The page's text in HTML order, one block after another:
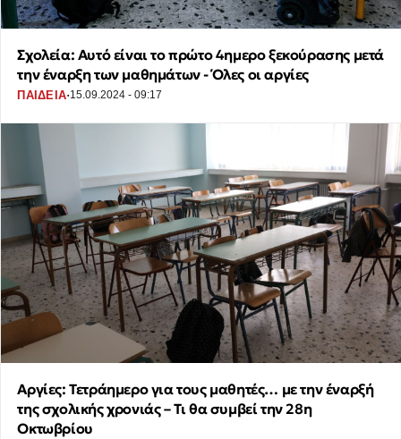
Σχολεία: Αυτό είναι το πρώτο 4ημερο ξεκούρασης μετά
την έναρξη των μαθημάτων - Όλες οι αργίες
ΠΑΙΔΕΙΑ·15.09.2024 - 09:17
Αργίες: Τετράημερο για τους μαθητές… με την έναρξή
της σχολικής χρονιάς – Τι θα συμβεί την 28η
Οκτωβρίου